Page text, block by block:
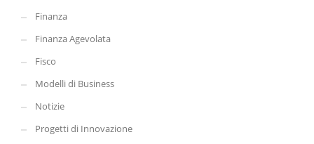
Finanza
Finanza Agevolata
Fisco
Modelli di Business
Notizie
Progetti di Innovazione